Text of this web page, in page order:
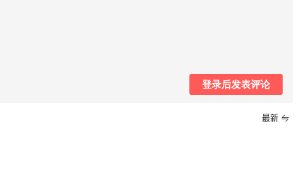
登录后发表评论
最新